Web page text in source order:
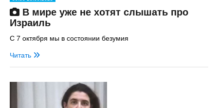
В мире уже не хотят слышать про
Израиль
С 7 октября мы в состоянии безумия
Читать